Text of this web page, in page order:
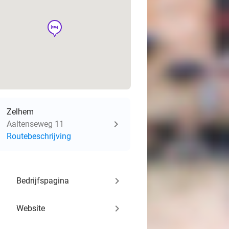
hotel
Zelhem
Aaltenseweg 11
Routebeschrijving
Bedrijfspagina keyboard_arrow_right
Website keyboard_arrow_right